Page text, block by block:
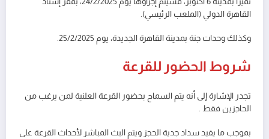
القاهرة الدولي (الملعب الرئيسي).
وكذلك وحدات جنة بمدينة القاهرة الجديدة، يوم 25/2/2025.
شروط الحضور للقرعة
تجدر الإشارة إلى أنه يتم السماح بحضور القرعة العلنية لمن يرغب من
الحاجزين فقط .
بموجب ما يفيد سداد جدية الحجز ويتم البث المباشر لأحداث القرعة على